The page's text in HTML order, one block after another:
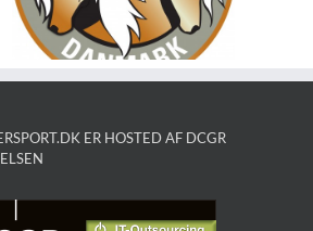
bliv
minimedlem
ER HOSTED AF DCGR